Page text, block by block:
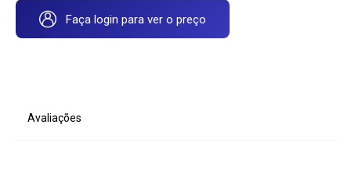
Faça login para ver o preço
Avaliações